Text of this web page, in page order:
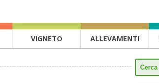
VIGNETO ALLEVAMENTI